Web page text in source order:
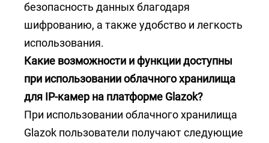
безопасность данных благодаря
шифрованию, а также удобство и легкость
использования.
Какие возможности и функции доступны
при использовании облачного хранилища
для IP-камер на платформе Glazok?
При использовании облачного хранилища
Glazok пользователи получают следующие